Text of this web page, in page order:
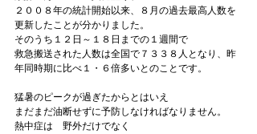
２００８年の統計開始以来、８月の過去最高人数を
更新したことが分かりました。
そのうち１２日～１８日までの１週間で
救急搬送された人数は全国で７３３８人となり、昨
年同時期に比べ１・６倍多いとのことです。
猛暑のピークが過ぎたからとはいえ
まだまだ油断せずに予防しなければなりません。
熱中症は　野外だけでなく